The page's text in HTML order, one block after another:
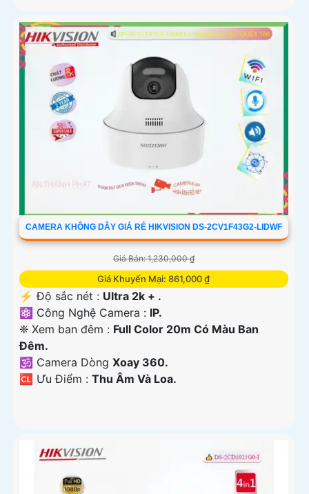
CAMERA KHÔNG DÂY GIÁ RẺ HIKVISION DS-2CV1F43G2-LIDWF
Giá Bán: 1,230,000 ₫
Giá Khuyến Mại: 861,000 ₫
️⚡ Độ sắc nét : Ultra 2k + .
⚛️ Công Nghệ Camera : IP.
❈ Xem ban đêm : Full Color 20m Có Màu Ban
Ðêm.
🕉️ Camera Dòng Xoay 360.
️🆑 Ưu Điểm : Thu Âm Và Loa.